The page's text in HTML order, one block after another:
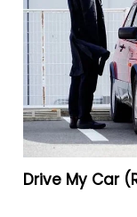
Drive My Car